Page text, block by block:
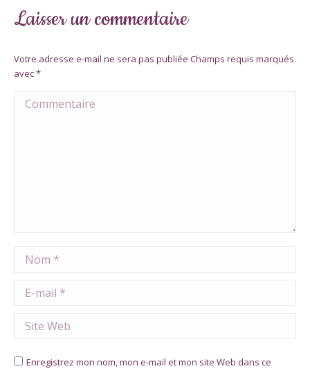
Laisser un commentaire
Votre adresse e-mail ne sera pas publiée Champs requis marqués
avec*
Commentaire
Nom *
E-mail *
Site Web
Enregistrez mon nom, mon e-mail et mon site Web dans ce